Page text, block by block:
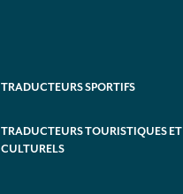
TRADUCTEURS SPORTIFS
TRADUCTEURS TOURISTIQUES ET
CULTURELS